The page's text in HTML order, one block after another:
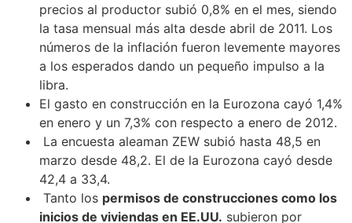
precios al productor subió 0,8% en el mes, siendo
la tasa mensual más alta desde abril de 2011. Los
números de la inflación fueron levemente mayores
a los esperados dando un pequeño impulso a la
libra.
El gasto en construcción en la Eurozona cayó 1,4%
en enero y un 7,3% con respecto a enero de 2012.
La encuesta aleaman ZEW subió hasta 48,5 en
marzo desde 48,2. El de la Eurozona cayó desde
42,4 a 33,4.
Tanto los permisos de construcciones como los
inicios de viviendas en EE.UU. subieron por